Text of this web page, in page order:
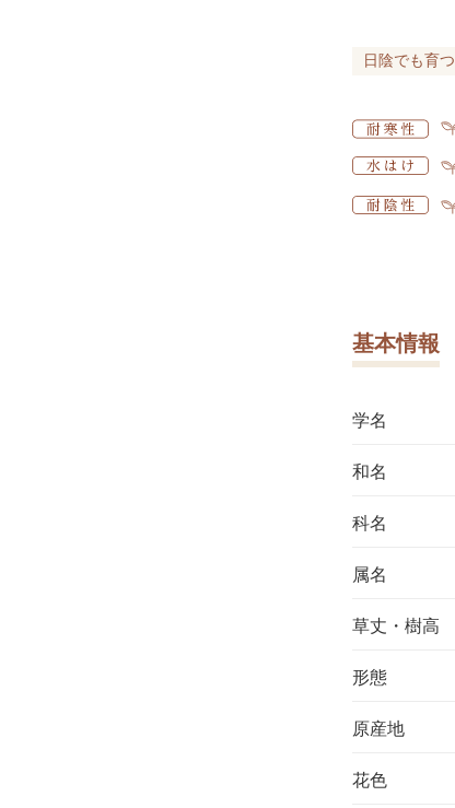
日陰でも育つ
基本情報
学名
和名
科名
属名
草丈・樹高
形態
原産地
花色